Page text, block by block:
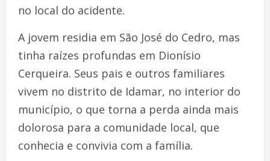
no local do acidente.
A jovem residia em São José do Cedro, mas
tinha raízes profundas em Dionísio
Cerqueira. Seus pais e outros familiares
vivem no distrito de Idamar, no interior do
município, o que torna a perda ainda mais
dolorosa para a comunidade local, que
conhecia e convivia com a família.